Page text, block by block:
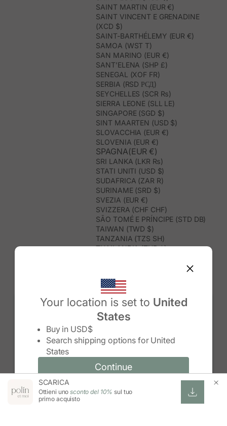
Your location is set to United
States
Buy in USD$
Search shipping options for United
States
Continue
Change country/region and language
Change country/region
Continue
SAINT MARTIN (EUR €)
SAINT VINCENT E GRENADINE
(XCD $)
SAINT-BARTHÉLEMY (EUR €)
SAMOA (WST T)
SAN MARINO (EUR €)
SANT’ELENA (SHP £)
SENEGAL (XOF FR)
SERBIA (RSD РСД)
SEYCHELLES (SCR ₨)
SIERRA LEONE (SLL LE)
SINGAPORE (SGD $)
SINT MAARTEN (USD $)
SLOVACCHIA (EUR €)
SLOVENIA (EUR €)
SPAGNA(EUR €)
SRI LANKA (LKR ₨)
STATI UNITI (USD $)
SUDAFRICA (ZAR R)
SURINAME (SRD $)
SVEZIA (EUR €)
SVIZZERA (CHF CHF)
SÃO TOMÉ E PRÍNCIPE (STD DB)
TAIWAN (TWD $)
TANZANIA (TZS SH)
THAILANDIA (THB ฿)
TONGA (TOP T$)
TRINIDAD E TOBAGO (TTD $)
TUNISIA (USD $)
TURCHIA (TRY ₺)
TURKMENISTAN (USD $)
UNGHERIA (EUR €)
UZBEKISTAN (UZS SO'M)
VANUATU (VUV VT)
VIETNAM (VND ₫)
WALLIS E FUTUNA (XPF FR)
SCARICA
Ottieni unosconto del 10% sul tuo
primo acquisto